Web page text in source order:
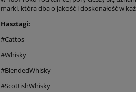
marki, która dba o jakość i doskonałość w
Hasztagi:
#Cattos
#Whisky
#BlendedWhisky
#ScottishWhisky